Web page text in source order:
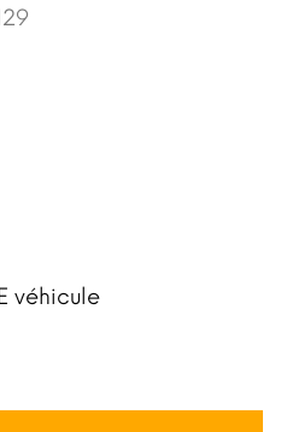
véhicule